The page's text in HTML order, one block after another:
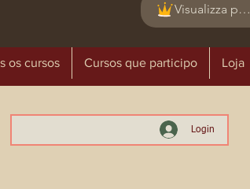
Visualizza punti
os cursos Cursos que participo Loja
Login